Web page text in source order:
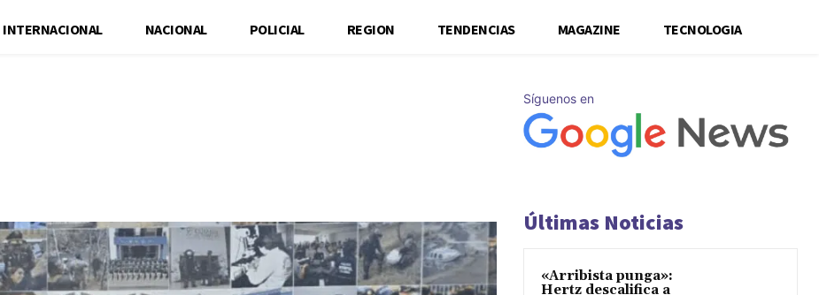
INTERNACIONAL NACIONAL POLICIAL REGION TENDENCIAS MAGAZINE TECNOLOGIA
Síguenos en
Últimas Noticias
«Arribista punga»:
Hertz descalifica a